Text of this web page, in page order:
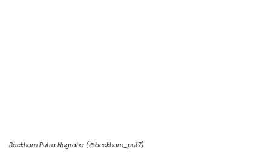
Backham Putra Nugraha (@beckham_put7)